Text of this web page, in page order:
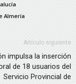
Almería
Artículo siguiente
impulsa la inserción
de 18 usuarios del
Servicio Provincial de